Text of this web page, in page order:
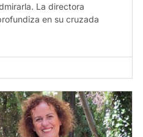
La directora
en su cruzada